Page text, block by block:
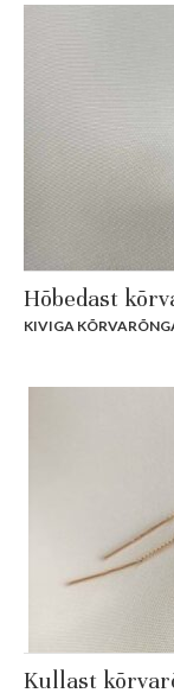
Hõbedast
KIVIGA
Kullast